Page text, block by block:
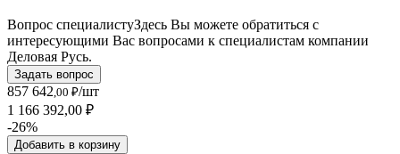
Вопрос специалистуЗдесь Вы можете обратиться с
интересующими Вас вопросами к специалистам компании
Деловая Русь.
Задать вопрос
857 642,00 ₽/шт
1 166 392,00 ₽
-26%
Добавить в корзину